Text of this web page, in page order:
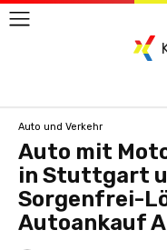
Auto und Verkehr
Auto mit
in Stuttgart
Sorgenfrei-
Autoankauf